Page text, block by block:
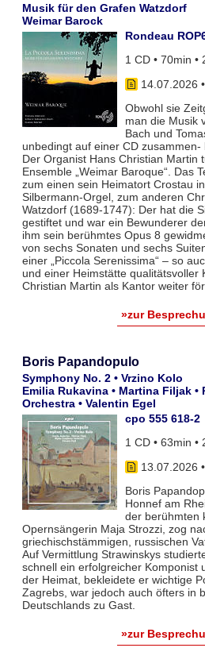
Musik für den Grafen Watzdorf
Weimar Barock
Rondeau
1 CD • 70min •
14.07.2026 •
Obwohl sie
man die Musik
Bach und
unbedingt auf einer CD zusammen-
Der Organist Hans Christian Martin
Ensemble „Weimar Baroque“. Das
zum einen sein Heimatort Crostau
Silbermann-Orgel, zum anderen
Watzdorf (1689-1747): Der hat die
gestiftet und war ein Bewunderer
ihm sein berühmtes Opus 8
von sechs Sonaten und sechs
einer „Piccola Serenissima“ – so
und einer Heimstätte qualitätsvoller
Christian Martin als Kantor weiter
»zur
Boris Papandopulo
Symphony No. 2 • Vrzino Kolo
Emilia Rukavina • Martina Filjak •
Orchestra • Valentin Egel
cpo 555 618-2
1 CD • 63min •
13.07.2026 •
Boris
Honnef am
der berühmten
Opernsängerin Maja Strozzi, zog
griechischstämmigen, russischen
Auf Vermittlung Strawinskys
schnell ein erfolgreicher Komponist
der Heimat, bekleidete er wichtige
Zagrebs, war jedoch auch öfters in
Deutschlands zu Gast.
»zur